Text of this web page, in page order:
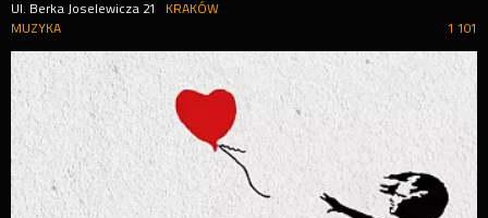
Ul. Berka Joselewicza 21
KRAKÓW
1 101
MUZYKA